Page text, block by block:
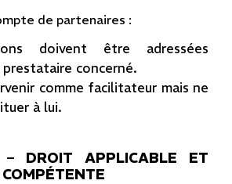
de partenaires :
doivent être adressées
concerné.
comme facilitateur mais ne
à lui.
DROIT APPLICABLE ET